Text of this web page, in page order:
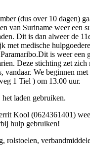
(dus over 10 dagen)
van Suriname weer een
Dit is dan alweer de
met medische
is weer een
Deze stichting zet zich
vandaar. We beginnen met
1 Tiel ) om 13.00 uur.
het laden gebruiken.
Kool (0624361401)
hulp gebruiken!
rolstoelen,